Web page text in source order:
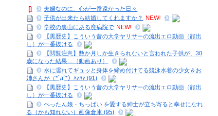
夫婦なのに、心が一番遠かった日々
子供が出来たら結婚してくれますか？
NEW!
学校の裏山にある廃病院で NEW!
【黒歴史】こういう昔の大学ヤリサーの流出エロ動画（顔出
し）が一番抜ける
【閲覧注意】数か月しか生きられないと言われた子供が、30
歳になった結果…（動画あり）
水に濡れてギュッと身体を締め付けてる競泳水着の少女＆お
姉さんが（*´д`*）ﾊｧﾊｧ (91)
【黒歴史】こういう昔の大学ヤリサーの流出エロ動画（顔出
し）が一番抜ける
ぺったん娘・ちっぱい を愛する紳士が立ち寄ると幸せになれ
る（かも知れない）画像倉庫 (95)